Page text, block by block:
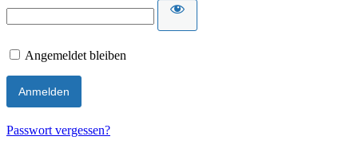
Angemeldet bleiben
Passwort vergessen?